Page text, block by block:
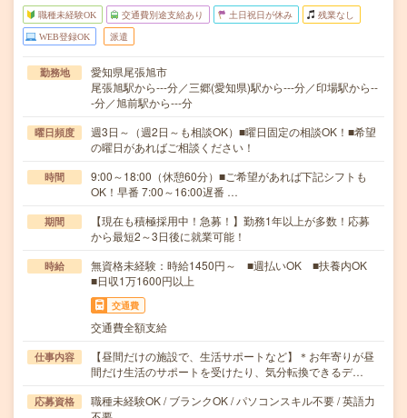
職種未経験OK 交通費別途支給あり 土日祝日が休み 残業なし
WEB登録OK 派遣
勤務地
愛知県尾張旭市
尾張旭駅から---分／三郷(愛知県)駅から---分／印場駅から--
-分／旭前駅から---分
曜日頻度
週3日～（週2日～も相談OK）■曜日固定の相談OK！■希望
の曜日があればご相談ください！
時間
9:00～18:00（休憩60分）■ご希望があれば下記シフトも
OK！早番 7:00～16:00遅番 …
期間
【現在も積極採用中！急募！】勤務1年以上が多数！応募
から最短2～3日後に就業可能！
時給
無資格未経験：時給1450円～ ■週払いOK ■扶養内OK
■日収1万1600円以上
交通費
交通費全額支給
仕事内容
【昼間だけの施設で、生活サポートなど】＊お年寄りが昼
間だけ生活のサポートを受けたり、気分転換できるデ…
応募資格
職種未経験OK / ブランクOK / パソコンスキル不要 / 英語力